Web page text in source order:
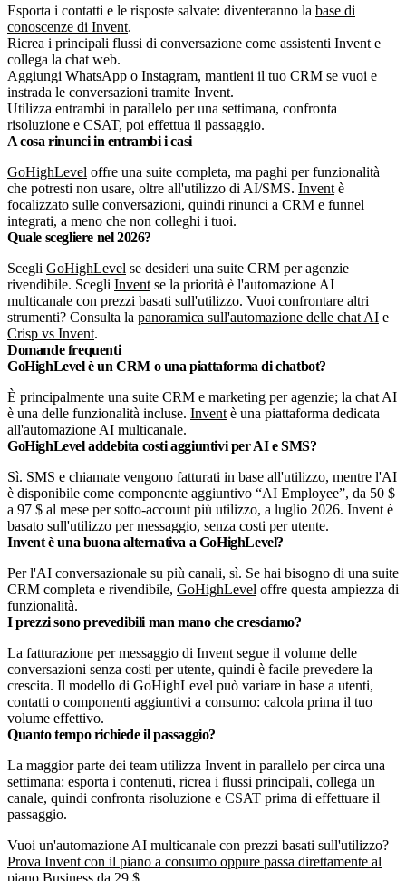
Esporta i contatti e le risposte salvate: diventeranno la base di
conoscenze di Invent.
Ricrea i principali flussi di conversazione come assistenti Invent e
collega la chat web.
Aggiungi WhatsApp o Instagram, mantieni il tuo CRM se vuoi e
instrada le conversazioni tramite Invent.
Utilizza entrambi in parallelo per una settimana, confronta
risoluzione e CSAT, poi effettua il passaggio.
A cosa rinunci in entrambi i casi
GoHighLevel offre una suite completa, ma paghi per funzionalità
che potresti non usare, oltre all'utilizzo di AI/SMS. Invent è
focalizzato sulle conversazioni, quindi rinunci a CRM e funnel
integrati, a meno che non colleghi i tuoi.
Quale scegliere nel 2026?
Scegli GoHighLevel se desideri una suite CRM per agenzie
rivendibile. Scegli Invent se la priorità è l'automazione AI
multicanale con prezzi basati sull'utilizzo. Vuoi confrontare altri
strumenti? Consulta la panoramica sull'automazione delle chat AI e
Crisp vs Invent.
Domande frequenti
GoHighLevel è un CRM o una piattaforma di chatbot?
È principalmente una suite CRM e marketing per agenzie; la chat AI
è una delle funzionalità incluse. Invent è una piattaforma dedicata
all'automazione AI multicanale.
GoHighLevel addebita costi aggiuntivi per AI e SMS?
Sì. SMS e chiamate vengono fatturati in base all'utilizzo, mentre l'AI
è disponibile come componente aggiuntivo “AI Employee”, da 50 $
a 97 $ al mese per sotto-account più utilizzo, a luglio 2026. Invent è
basato sull'utilizzo per messaggio, senza costi per utente.
Invent è una buona alternativa a GoHighLevel?
Per l'AI conversazionale su più canali, sì. Se hai bisogno di una suite
CRM completa e rivendibile, GoHighLevel offre questa ampiezza di
funzionalità.
I prezzi sono prevedibili man mano che cresciamo?
La fatturazione per messaggio di Invent segue il volume delle
conversazioni senza costi per utente, quindi è facile prevedere la
crescita. Il modello di GoHighLevel può variare in base a utenti,
contatti o componenti aggiuntivi a consumo: calcola prima il tuo
volume effettivo.
Quanto tempo richiede il passaggio?
La maggior parte dei team utilizza Invent in parallelo per circa una
settimana: esporta i contenuti, ricrea i flussi principali, collega un
canale, quindi confronta risoluzione e CSAT prima di effettuare il
passaggio.
Vuoi un'automazione AI multicanale con prezzi basati sull'utilizzo?
Prova Invent con il piano a consumo oppure passa direttamente al
piano Business da 29 $.